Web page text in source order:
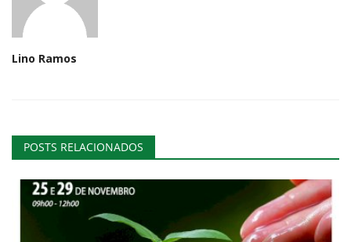
Lino Ramos
POSTS RELACIONADOS